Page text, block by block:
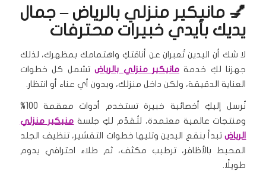
💅 مانيكير منزلي بالرياض – جمال
يديك بأيدي خبيرات محترفات
لا شك أن اليدين تُعبران عن أناقتكِ واهتمامك بمظهرك، لذلك
جهزنا لكِ خدمة مانيكير منزلي بالرياضتشمل كل خطوات
العناية الدقيقة، ولكن داخل منزلك، وبدون أي عناء أو انتظار.
نُرسل إليكِ أخصائية خبيرة تستخدم أدوات معقمة 100%
ومنتجات عالمية معتمدة، لتُقدّم لكِ جلسة منيكير منزلي
الرياضتبدأ بنقع اليدين وتليها خطوات التقشير، تنظيف الجلد
المحيط بالأظافر، ترطيب مكثف، ثم طلاء احترافي يدوم
طويلًا.